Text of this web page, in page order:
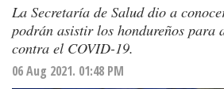
La Secretaría de Salud dio a
podrán asistir los hondureños para
contra el COVID-19.
06 Aug 2021. 01:48 PM